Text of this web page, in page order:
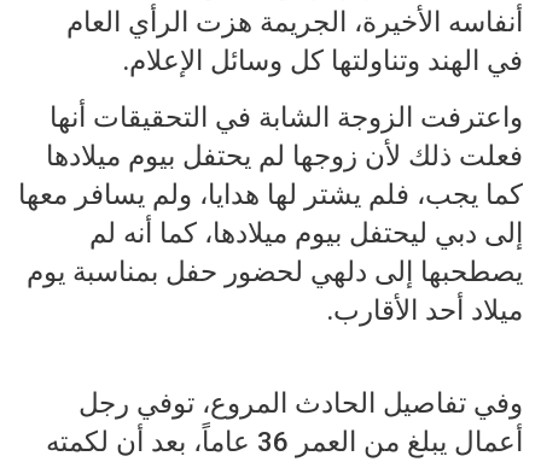
أنفاسه الأخيرة، الجريمة هزت الرأي العام
في الهند وتناولتها كل وسائل الإعلام.
واعترفت الزوجة الشابة في التحقيقات أنها
فعلت ذلك لأن زوجها لم يحتفل بيوم ميلادها
كما يجب، فلم يشتر لها هدايا، ولم يسافر معها
إلى دبي ليحتفل بيوم ميلادها، كما أنه لم
يصطحبها إلى دلهي لحضور حفل بمناسبة يوم
ميلاد أحد الأقارب.
وفي تفاصيل الحادث المروع، توفي رجل
أعمال يبلغ من العمر 36 عاماً، بعد أن لكمته